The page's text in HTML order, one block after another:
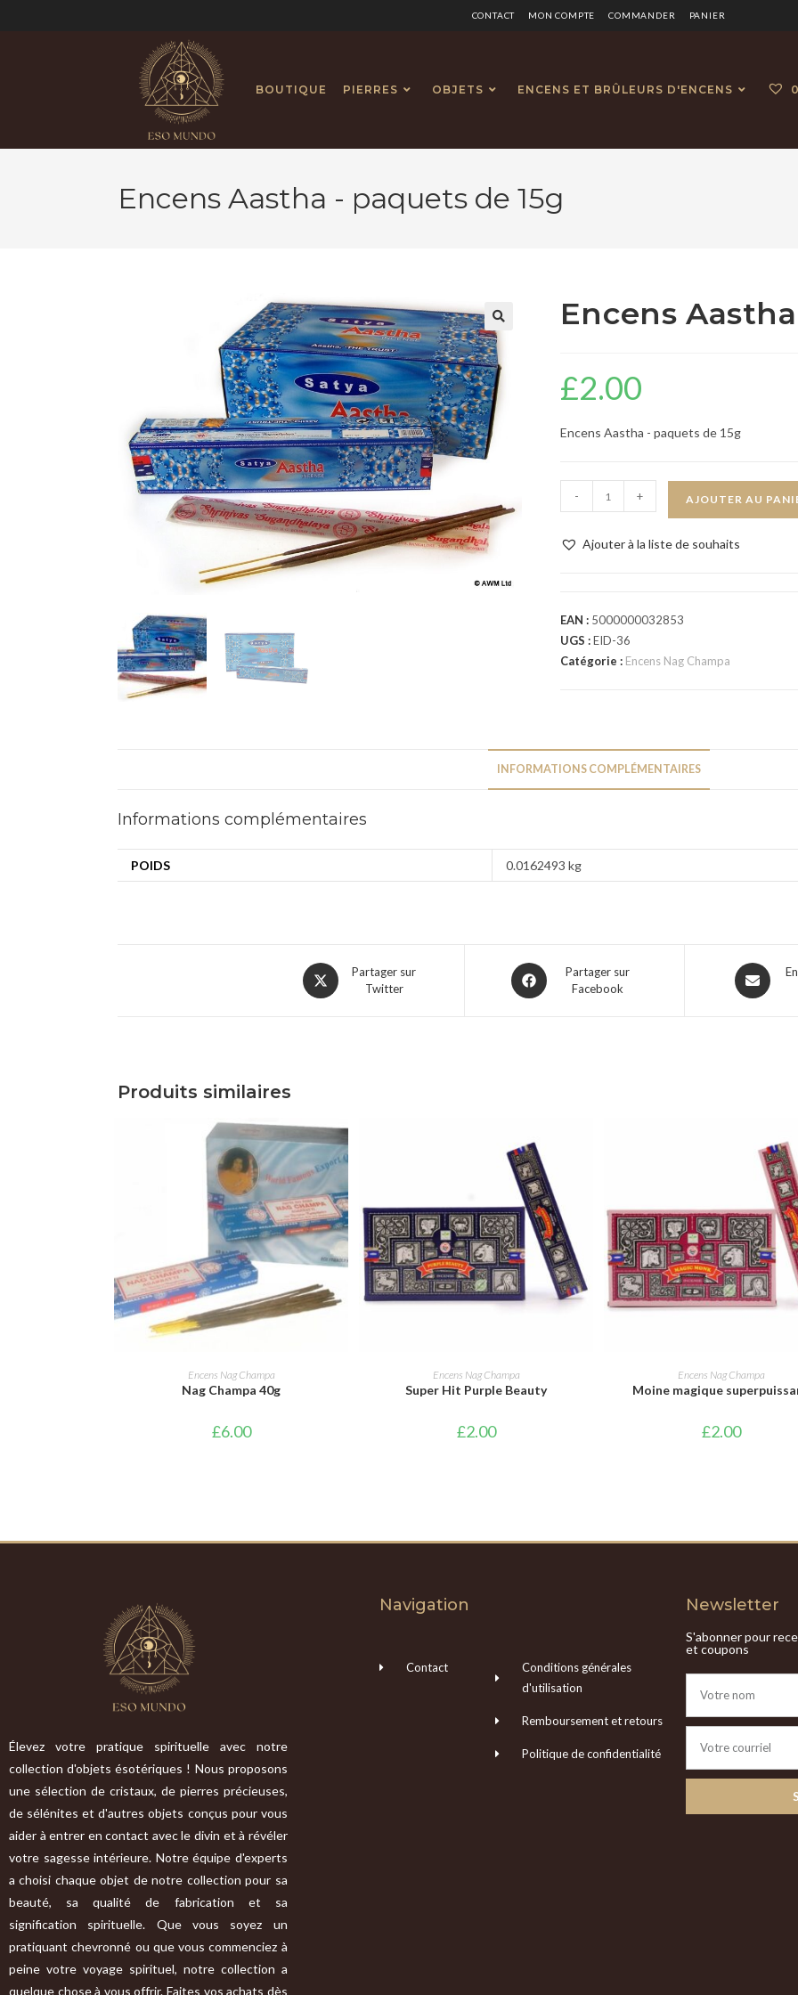
CONTACT MON COMPTE COMMANDER PANIER
BOUTIQUE PIERRES OBJETS ENCENS ET BRÛLEURS D'ENCENS
Encens Aastha - paquets de 15g
🔍
Encens
£2.00
Encens Aastha - paquets de 15g
- + AJOUTER AU
Ajouter à la liste de souhaits
EAN : 5000000032853
UGS :EID-36
Catégorie : Encens Nag Champa
INFORMATIONS COMPLÉMENTAIRES
Informations complémentaires
POIDS 0.0162493 kg
Partager sur
Twitter
Partager sur
Facebook
Produits similaires
AJOUTER AU PANIER
Encens Nag Champa
Nag Champa 40g
£6.00
AJOUTER AU PANIER
Encens Nag Champa
Super Hit Purple Beauty
£2.00
AJOUTER AU PANIER
Encens Nag Champa
Moine magique
£2.00
Élevez votre pratique spirituelle avec notre
collection d'objets ésotériques ! Nous proposons
une sélection de cristaux, de pierres précieuses,
de sélénites et d'autres objets conçus pour vous
aider à entrer en contact avec le divin et à révéler
votre sagesse intérieure. Notre équipe d'experts
a choisi chaque objet de notre collection pour sa
beauté, sa qualité de fabrication et sa
signification spirituelle. Que vous soyez un
pratiquant chevronné ou que vous commenciez à
peine votre voyage spirituel, notre collection a
quelque chose à vous offrir. Faites vos achats dès
Navigation
Contact
Conditions générales
d'utilisation
Remboursement et retours
Politique de confidentialité
Newsletter
S'abonner pour
et coupons